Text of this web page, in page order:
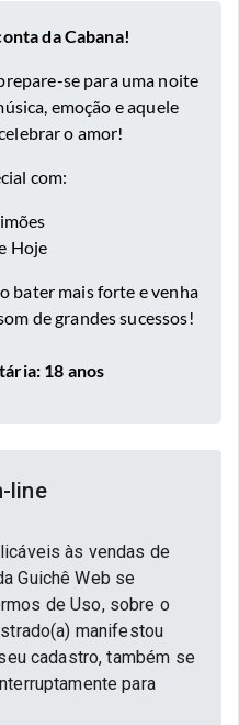
da Cabana!
se para uma noite
emoção e aquele
o amor!
com:
Hoje
bater mais forte e venha
de grandes sucessos!
18 anos
line
às vendas de
Guichê Web se
de Uso, sobre o
manifestou
cadastro, também se
para